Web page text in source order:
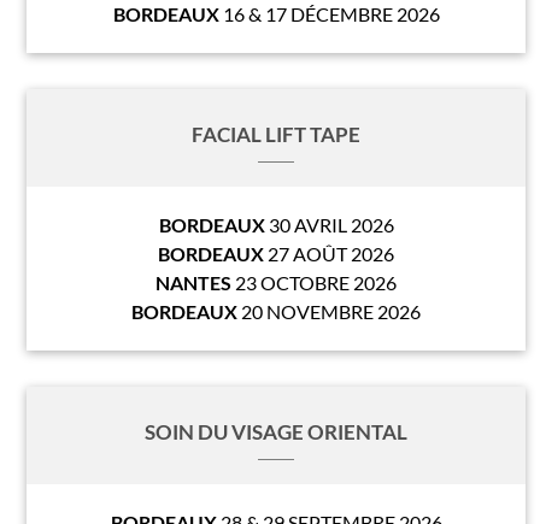
BORDEAUX 16 & 17 DÉCEMBRE 2026
FACIAL LIFT TAPE
BORDEAUX 30 AVRIL 2026
BORDEAUX 27 AOÛT 2026
NANTES 23 OCTOBRE 2026
BORDEAUX 20 NOVEMBRE 2026
SOIN DU VISAGE ORIENTAL